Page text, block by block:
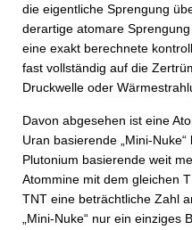
die eigentliche Sprengung
derartige atomare
eine exakt berechnete
fast vollständig auf die
Druckwelle oder
Davon abgesehen ist eine
Uran basierende „Mini-
Plutonium basierende weit
Atommine mit dem gleichen
TNT eine beträchtliche Zahl
„Mini-Nuke“ nur ein